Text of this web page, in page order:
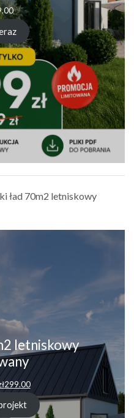
ład 70m2 letniskowy
letniskowy
299.00